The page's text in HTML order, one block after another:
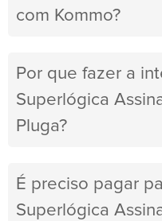
com Kommo?
Por que fazer a
Superlógica
Pluga?
É preciso pagar
Superlógica